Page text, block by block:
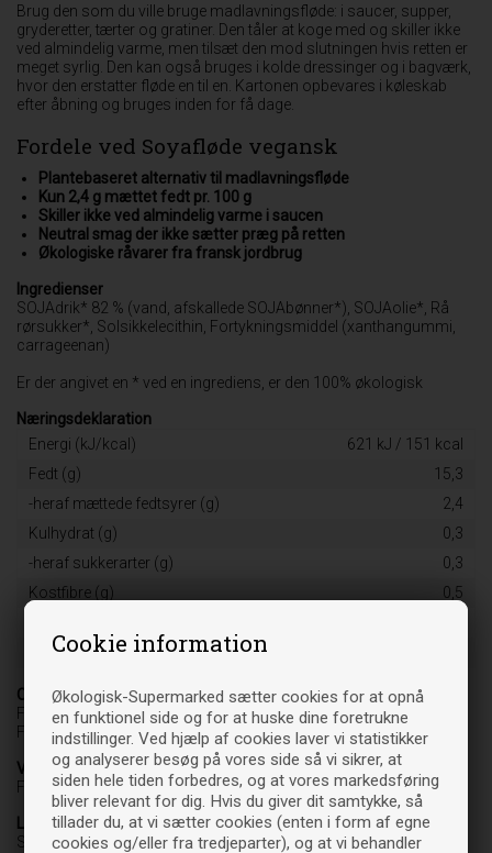
Cookie information
Økologisk-Supermarked sætter cookies for at opnå
en funktionel side og for at huske dine foretrukne
indstillinger. Ved hjælp af cookies laver vi statistikker
og analyserer besøg på vores side så vi sikrer, at
siden hele tiden forbedres, og at vores markedsføring
bliver relevant for dig. Hvis du giver dit samtykke, så
tillader du, at vi sætter cookies (enten i form af egne
cookies og/eller fra tredjeparter), og at vi behandler
Brug den som du ville bruge madlavningsfløde: i saucer, supper,
gryderetter, tærter og gratiner. Den tåler at koge med og skiller ikke
ved almindelig varme, men tilsæt den mod slutningen hvis retten er
meget syrlig. Den kan også bruges i kolde dressinger og i bagværk,
hvor den erstatter fløde en til en. Kartonen opbevares i køleskab
efter åbning og bruges inden for få dage.
Fordele ved Soyafløde vegansk
Plantebaseret alternativ til madlavningsfløde
Kun 2,4 g mættet fedt pr. 100 g
Skiller ikke ved almindelig varme i saucen
Neutral smag der ikke sætter præg på retten
Økologiske råvarer fra fransk jordbrug
Ingredienser
SOJAdrik* 82 % (vand, afskallede SOJAbønner*), SOJAolie*, Rå
rørsukker*, Solsikkelecithin, Fortykningsmiddel (xanthangummi,
carrageenan)
Er der angivet en * ved en ingrediens, er den 100% økologisk
Næringsdeklaration
Energi (kJ/kcal)
621 kJ / 151 kcal
Fedt (g)
15,3
-heraf mættede fedtsyrer (g)
2,4
Kulhydrat (g)
0,3
-heraf sukkerarter (g)
0,3
Kostfibre (g)
0,5
Salt (g)
Oprindelsesland
FR-BIO-01
Fransk jordbrug
Varebetegnelse
Fødevare
Leverandør
Solhjulet A/S